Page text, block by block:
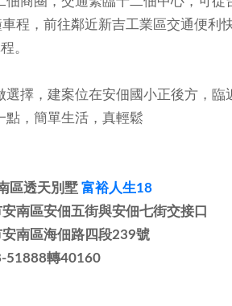
程，前往鄰近新吉工業區交通便利
。
選擇，建案位在安佃國小正後方，
點，簡單生活，真輕鬆
區透天別墅 富裕人生18
南區安佃五街與安佃七街交接口
南區海佃路四段239號
51888轉40160